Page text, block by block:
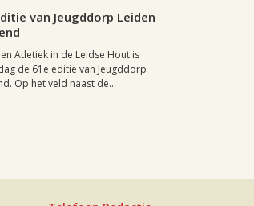
van Jeugddorp Leiden
Atletiek in de Leidse Hout is
de 61e editie van Jeugddorp
Op het veld naast de...